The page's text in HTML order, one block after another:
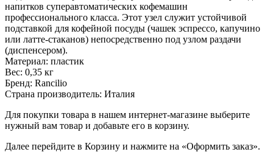
напитков суперавтоматических кофемашин
профессионального класса. Этот узел служит устойчивой
подставкой для кофейной посуды (чашек эспрессо, капучино
или латте-стаканов) непосредственно под узлом раздачи
(диспенсером).
Материал: пластик
Вес: 0,35 кг
Бренд: Rancilio
Страна производитель: Италия
Для покупки товара в нашем интернет-магазине выберите
нужный вам товар и добавьте его в корзину.
Далее перейдите в Корзину и нажмите на «Оформить заказ».